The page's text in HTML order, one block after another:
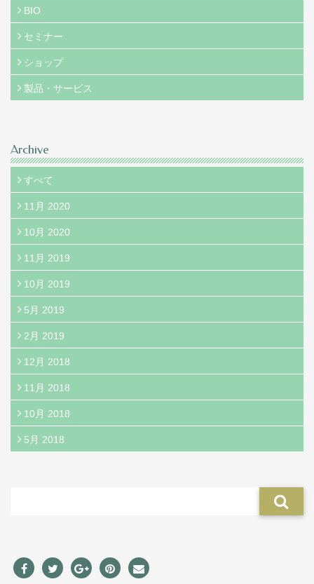
BIO
セミナー
ショップ
製品・サービス
Archive
すべて
11月 2020
10月 2020
11月 2019
10月 2019
5月 2019
2月 2019
12月 2018
11月 2018
10月 2018
5月 2018